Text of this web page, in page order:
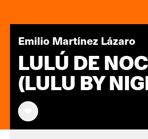
Emilio Martínez Lázaro
LULÚ DE
(LULU BY